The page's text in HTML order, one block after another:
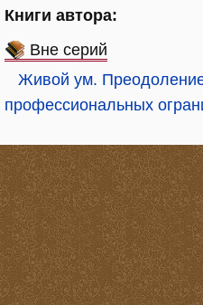
Книги автора:
Вне серий
Живой ум.
профессиональных